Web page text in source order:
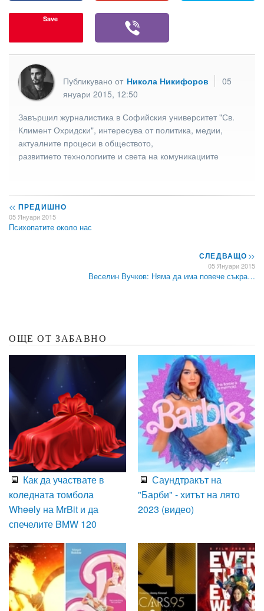
Save
Публикувано от Никола Никифоров
05
януари 2015, 12:50
Завършил журналистика в Софийския университет "Св.
Климент Охридски", интересува от политика, медии,
актуалните процеси в обществото,
развитието технологиите и света на комуникациите
<< ПРЕДИШНО
05 Януари 2015
Психопатите около нас
СЛЕДВАЩО>>
05 Януари 2015
Веселин Вучков: Няма да има повече съкра…
ОЩЕ ОТ ЗАБАВНО
Как да участвате в
коледната томбола
Wheely на MrBit и да
спечелите BMW 120
Саундтракът на
"Барби" - хитът на лято
2023 (видео)